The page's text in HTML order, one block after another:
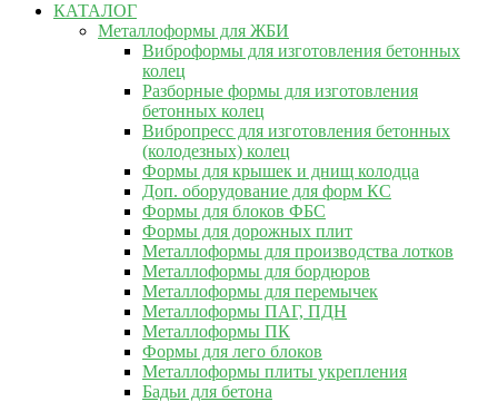
КАТАЛОГ
Металлоформы для ЖБИ
Виброформы для изготовления бетонных
колец
Разборные формы для изготовления
бетонных колец
Вибропресс для изготовления бетонных
(колодезных) колец
Формы для крышек и днищ колодца
Доп. оборудование для форм КС
Формы для блоков ФБС
Формы для дорожных плит
Металлоформы для производства лотков
Металлоформы для бордюров
Металлоформы для перемычек
Металлоформы ПАГ, ПДН
Металлоформы ПК
Формы для лего блоков
Металлоформы плиты укрепления
Бадьи для бетона